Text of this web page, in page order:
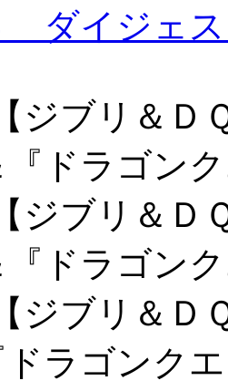
ダイジェ
ジブリ＆Ｄ
『ドラゴン
ジブリ＆Ｄ
『ドラゴン
ジブリ＆Ｄ
ドラゴンク